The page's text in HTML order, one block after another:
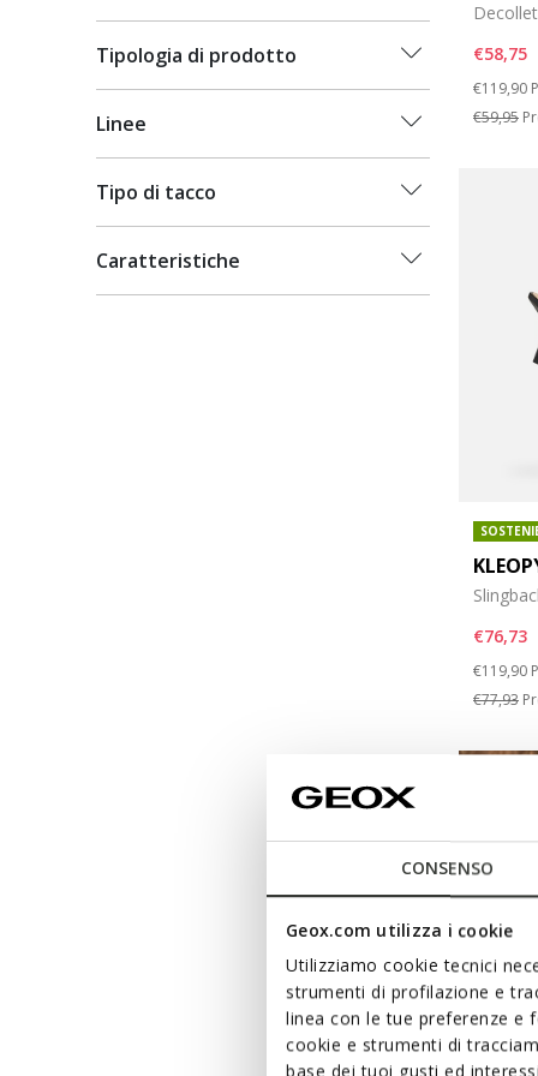
CONSENSO
Geox.com utilizza i cookie
Utilizziamo cookie tecnici
strumenti di profilazione e
linea con le tue preferenze e
cookie e strumenti di
base dei tuoi gusti ed
Tipologia di prodotto
Linee
Tipo di tacco
Caratteristiche
€58,75
Price
€119,90
€59,95
€76,73
Price
€119,90
€77,93